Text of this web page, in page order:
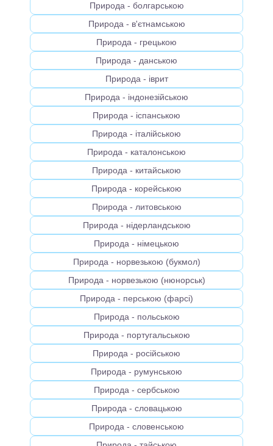
Природа - болгарською
Природа - в'єтнамською
Природа - грецькою
Природа - данською
Природа - іврит
Природа - індонезійською
Природа - іспанською
Природа - італійською
Природа - каталонською
Природа - китайською
Природа - корейською
Природа - литовською
Природа - нідерландською
Природа - німецькою
Природа - норвезькою (букмол)
Природа - норвезькою (нюнорськ)
Природа - перською (фарсі)
Природа - польською
Природа - португальською
Природа - російською
Природа - румунською
Природа - сербською
Природа - словацькою
Природа - словенською